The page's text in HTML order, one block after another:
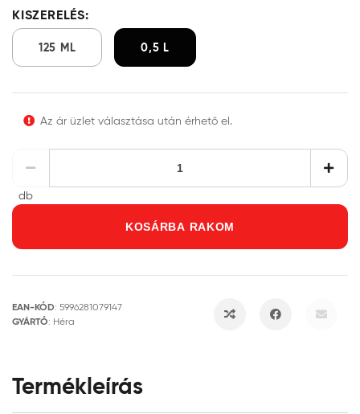
KISZERELÉS:
125 ML 0,5 L
Az ár üzlet választása után érhető el.
db
KOSÁRBA RAKOM
EAN-KÓD: 5996281079147
GYÁRTÓ: Héra
Termékleírás